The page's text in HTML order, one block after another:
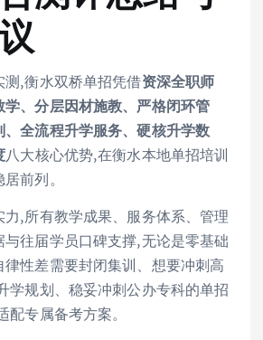
,衡水双桥单招凭借资深全职师
学、分层因材施教、严格闭环管
全流程升学服务、硬核升学数
八大核心优势,在衡水本地单招培训
前列。
,所有教学成果、服务体系、管理
往届学员口碑支撑,无论是零基础
性差需要封闭集训、想要冲刺高
学规划、稳妥冲刺公办专科的单招
专属备考方案。